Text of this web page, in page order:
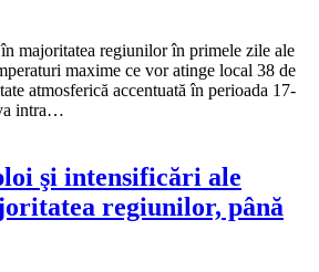
majoritatea regiunilor în primele zile ale
maxime ce vor atinge local 38 de
atmosferică accentuată în perioada 17-
intra…
şi intensificări ale
regiunilor, până